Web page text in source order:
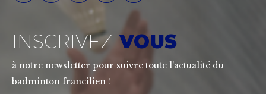
INSCRIVEZ-VOUS
à notre newsletter pour suivre toute l'actualité du
badminton francilien !